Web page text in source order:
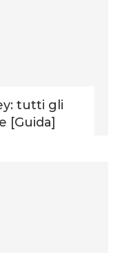
tutti gli
[Guida]